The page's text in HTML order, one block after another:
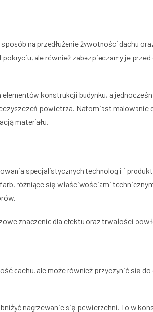
na przedłużenie żywotności dachu
ale również zabezpieczamy je
konstrukcji budynku, a
powietrza. Natomiast malowanie
materiału.
specjalistycznych technologii i
różniące się właściwościami
znaczenie dla efektu oraz trwałości
dachu, ale może również przyczynić się
nagrzewanie się powierzchni. To w